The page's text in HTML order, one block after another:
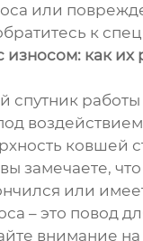
или
к
как их
спутник
ковшей
замечаете,
или
– это повод
внимание на